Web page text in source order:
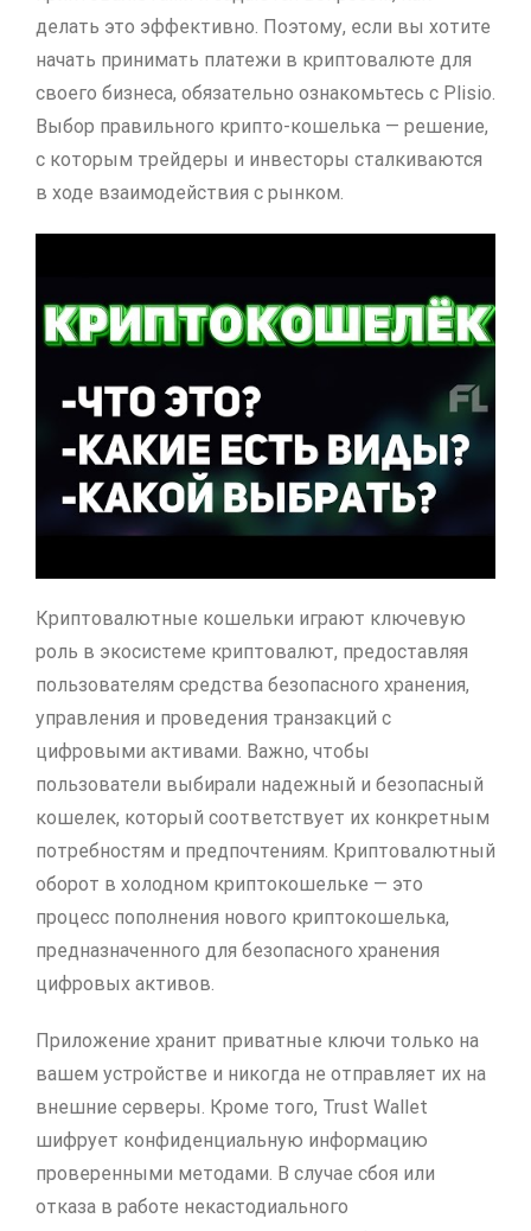
делать это эффективно. Поэтому, если вы хотите
начать принимать платежи в криптовалюте для
своего бизнеса, обязательно ознакомьтесь с Plisio.
Выбор правильного крипто-кошелька — решение,
с которым трейдеры и инвесторы сталкиваются
в ходе взаимодействия с рынком.
Криптовалютные кошельки играют ключевую
роль в экосистеме криптовалют, предоставляя
пользователям средства безопасного хранения,
управления и проведения транзакций с
цифровыми активами. Важно, чтобы
пользователи выбирали надежный и безопасный
кошелек, который соответствует их конкретным
потребностям и предпочтениям. Криптовалютный
оборот в холодном криптокошельке — это
процесс пополнения нового криптокошелька,
предназначенного для безопасного хранения
цифровых активов.
Приложение хранит приватные ключи только на
вашем устройстве и никогда не отправляет их на
внешние серверы. Кроме того, Trust Wallet
шифрует конфиденциальную информацию
проверенными методами. В случае сбоя или
отказа в работе некастодиального